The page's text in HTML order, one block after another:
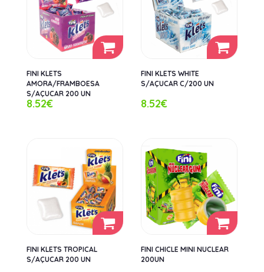
FINI KLETS
AMORA/FRAMBOESA
S/AÇUCAR 200 UN
8.52€
FINI KLETS WHITE
S/AÇUCAR C/200 UN
8.52€
FINI KLETS TROPICAL
S/AÇUCAR 200 UN
FINI CHICLE MINI NUCLEAR
200UN